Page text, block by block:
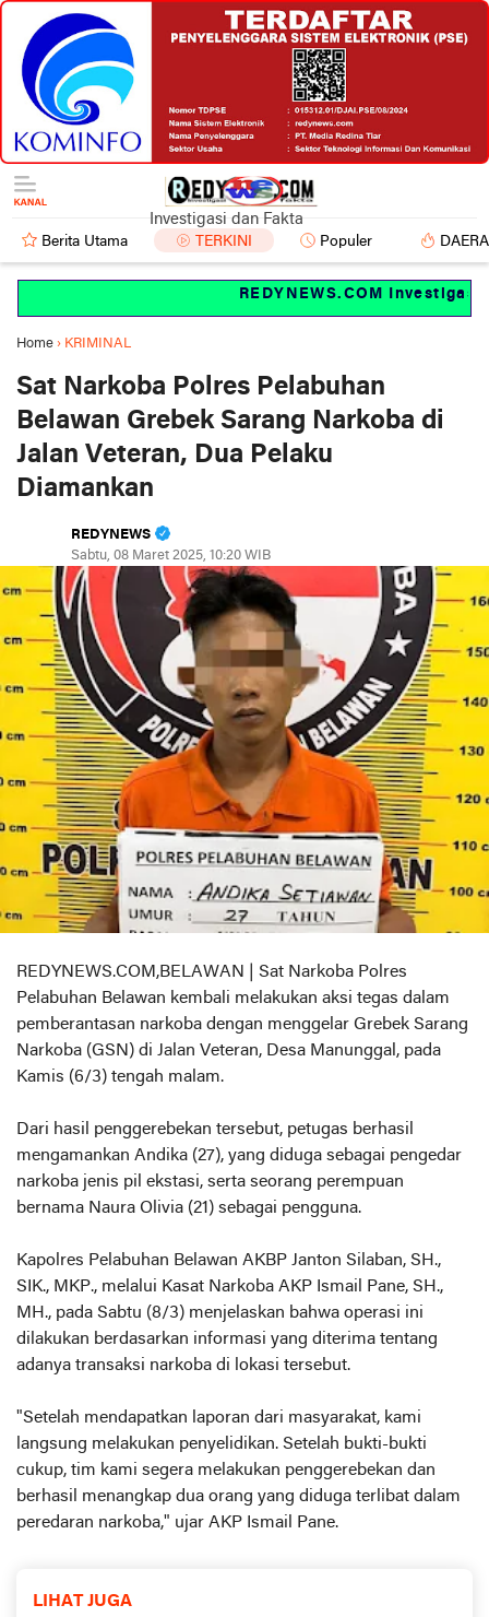
Investigasi dan Fakta
Berita Utama TERKINI Populer
REDYNEWS.COM Investigasi
Home › KRIMINAL
Sat Narkoba Polres Pelabuhan
Belawan Grebek Sarang Narkoba di
Jalan Veteran, Dua Pelaku
Diamankan
REDYNEWS
Sabtu, 08 Maret 2025, 10:20 WIB
REDYNEWS.COM,BELAWAN | Sat Narkoba Polres
Pelabuhan Belawan kembali melakukan aksi tegas dalam
pemberantasan narkoba dengan menggelar Grebek Sarang
Narkoba (GSN) di Jalan Veteran, Desa Manunggal, pada
Kamis (6/3) tengah malam.
Dari hasil penggerebekan tersebut, petugas berhasil
mengamankan Andika (27), yang diduga sebagai pengedar
narkoba jenis pil ekstasi, serta seorang perempuan
bernama Naura Olivia (21) sebagai pengguna.
Kapolres Pelabuhan Belawan AKBP Janton Silaban, SH.,
SIK., MKP., melalui Kasat Narkoba AKP Ismail Pane, SH.,
MH., pada Sabtu (8/3) menjelaskan bahwa operasi ini
dilakukan berdasarkan informasi yang diterima tentang
adanya transaksi narkoba di lokasi tersebut.
"Setelah mendapatkan laporan dari masyarakat, kami
langsung melakukan penyelidikan. Setelah bukti-bukti
cukup, tim kami segera melakukan penggerebekan dan
berhasil menangkap dua orang yang diduga terlibat dalam
peredaran narkoba," ujar AKP Ismail Pane.
LIHAT JUGA